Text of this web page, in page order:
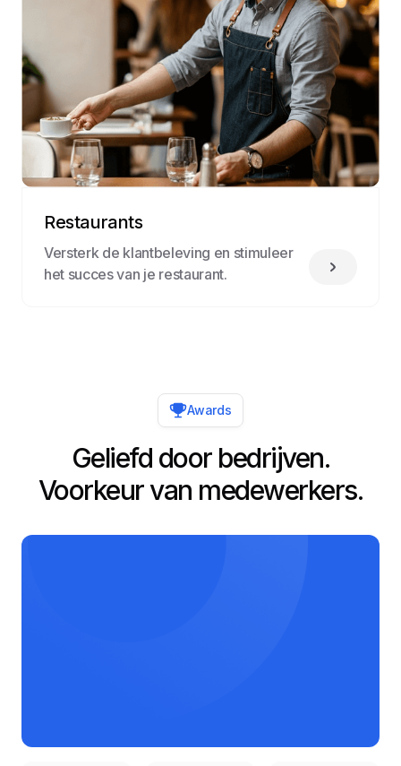
Restaurants
Versterk de klantbeleving en stimuleer
het succes van je restaurant.
Awards
Geliefd door bedrijven.
Voorkeur van medewerkers.